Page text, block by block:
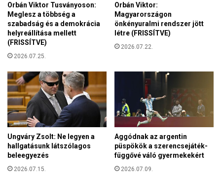
e
ő
s
h
e
t
i
k
s
z
a
v
a
i
v
á
s
á
r
l
e
t
t
a
z
A
d
v
e
Orbán Viktor Tusványoson:
Meglesz a többség a
szabadság és a demokrácia
helyreállítása mellett
(FRISSÍTVE)
2026.07.25.
Orbán Viktor:
Magyarországon
önkényuralmi rendszer jött
létre (FRISSÍTVE)
2026.07.22.
Ungváry Zsolt: Ne legyen a
hallgatásunk látszólagos
beleegyezés
2026.07.15.
Aggódnak az argentin
püspökök a szerencsejáték-
függővé váló gyermekekért
2026.07.09.